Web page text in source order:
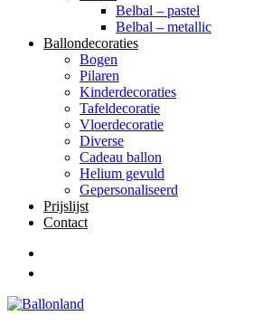
Belbal – pastel
Belbal – metallic
Ballondecoraties
Bogen
Pilaren
Kinderdecoraties
Tafeldecoratie
Vloerdecoratie
Diverse
Cadeau ballon
Helium gevuld
Gepersonaliseerd
Prijslijst
Contact